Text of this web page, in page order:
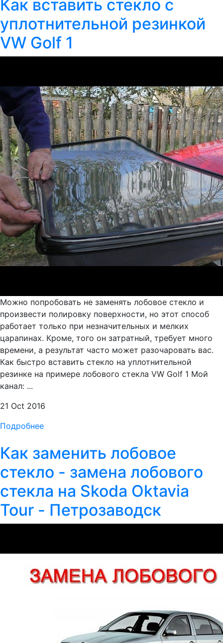
Как вставить стекло с
уплотнительной резинкой
VW Golf 1
Можно попробовать не заменять лобовое стекло и
произвести полировку поверхности, но этот способ
работает только при незначительных и мелких
царапинах. Кроме, того он затратный, требует много
времени, а результат часто может разочаровать вас.
Как быстро вставить стекло на уплотнительной
резинке на примере лобового стекла VW Golf 1 Мой
канал: ...
21 Oct 2016
Подробнее
Как заменить лобовое
стекло - замена лобового
стекла на Skoda Oktavia
Tour - Петрозаводск